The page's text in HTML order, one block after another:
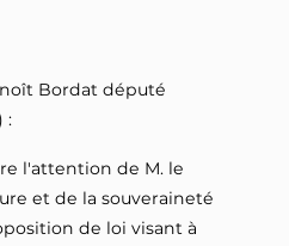
Bordat député
:
l'attention de M. le
et de la souveraineté
de loi visant à